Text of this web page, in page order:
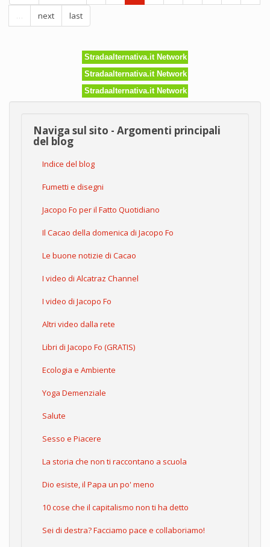
… next last
Stradaalternativa.it Network
Stradaalternativa.it Network
Stradaalternativa.it Network
Naviga sul sito - Argomenti principali
del blog
Indice del blog
Fumetti e disegni
Jacopo Fo per il Fatto Quotidiano
Il Cacao della domenica di Jacopo Fo
Le buone notizie di Cacao
I video di Alcatraz Channel
I video di Jacopo Fo
Altri video dalla rete
Libri di Jacopo Fo (GRATIS)
Ecologia e Ambiente
Yoga Demenziale
Salute
Sesso e Piacere
La storia che non ti raccontano a scuola
Dio esiste, il Papa un po' meno
10 cose che il capitalismo non ti ha detto
Sei di destra? Facciamo pace e collaboriamo!